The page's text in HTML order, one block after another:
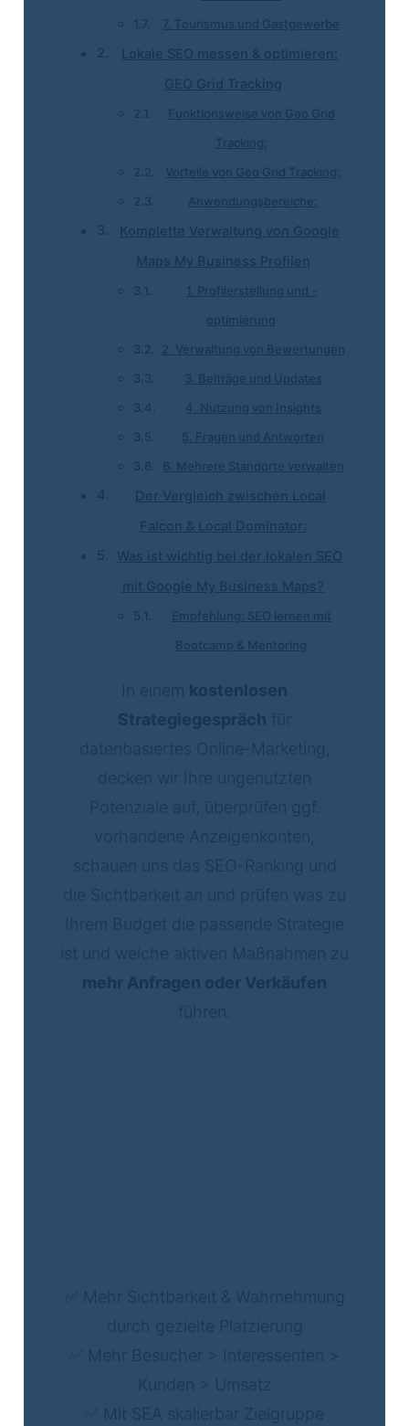
7. Tourismus und Gastgewerbe
Lokale SEO messen & optimieren:
GEO Grid Tracking
Funktionsweise von Geo Grid
Tracking:
Vorteile von Geo Grid Tracking:
Anwendungsbereiche:
Komplette Verwaltung von Google
Maps My Business Profilen
1. Profilerstellung und -
optimierung
2. Verwaltung von Bewertungen
3. Beiträge und Updates
4. Nutzung von Insights
5. Fragen und Antworten
6. Mehrere Standorte verwalten
Der Vergleich zwischen Local
Falcon & Local Dominator:
Was ist wichtig bei der lokalen SEO
mit Google My Business Maps?
Empfehlung: SEO lernen mit
Bootcamp & Mentoring
In einem kostenlosen
Strategiegespräch für
datenbasiertes Online-Marketing,
decken wir Ihre ungenutzten
Potenziale auf, überprüfen ggf.
vorhandene Anzeigenkonten,
schauen uns das SEO-Ranking und
die Sichtbarkeit an und prüfen was zu
Ihrem Budget die passende Strategie
ist und welche aktiven Maßnahmen zu
mehr Anfragen oder Verkäufen
führen.
✅ Mehr Sichtbarkeit & Wahrnehmung
durch gezielte Platzierung
✅ Mehr Besucher > Interessenten >
Kunden > Umsatz
✅ Mit SEA skalierbar Zielgruppe